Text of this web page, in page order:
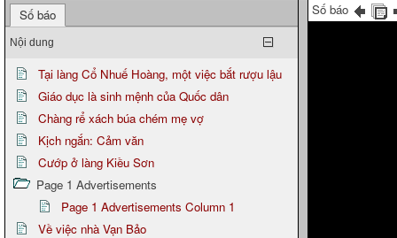
Số báo
Nội dung
Tại làng Cổ Nhuế Hoàng, một việc bắt rượu lậu
Giáo dục là sinh mệnh của Quốc dân
Chàng rể xách búa chém mẹ vợ
Kịch ngắn: Cảm văn
Cướp ở làng Kiều Sơn
Page 1 Advertisements
Page 1 Advertisements Column 1
Về việc nhà Vạn Bảo
Số báo